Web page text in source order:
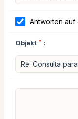
Antworten auf
Objekt * :